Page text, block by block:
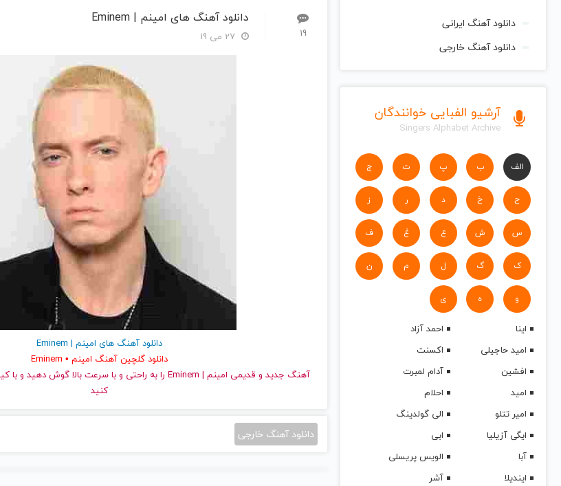
دانلود آهنگ ایرانی
دانلود آهنگ خارجی
آرشیو الفبایی خوانندگان
Singers Alphabet Archive
الف ب پ ت ج
ح خ د ر ز
س ش ع غ ف
ک گ ل م ن
و ه ی
اینا
احمد آزاد
امید حاجیلی
اکسنت
افشین
آدام لمبرت
امید
احلام
امیر تتلو
الی گولدینگ
ایگی آزیلیا
ابی
آبا
الویس پریسلی
ایندیلا
آشر
19
دانلود آهنگ های امینم | Eminem
دانلود آهنگ های امینم | Eminem
دانلود گلچین آهنگ امینم • Eminem
آهنگ جدید
کنید
دانلود آهنگ خارجی